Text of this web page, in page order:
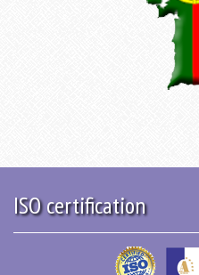
ISO certification